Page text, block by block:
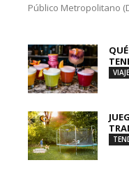
Público Metropolitano